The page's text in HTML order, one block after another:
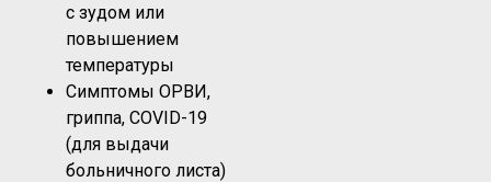
с зудом или
повышением
температуры
Симптомы ОРВИ,
гриппа, COVID-19
(для выдачи
больничного листа)